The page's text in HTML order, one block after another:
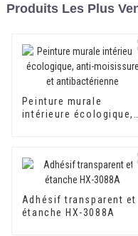
Produits Les Plus
Peinture murale
intérieure écologique,
Adhésif transparent et
étanche HX-3088A